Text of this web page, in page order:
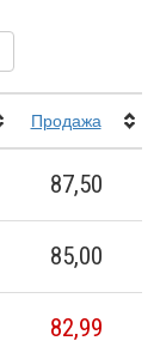
Прoдажа
87,50
85,00
82,99